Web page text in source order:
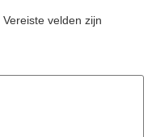
Vereiste velden zijn